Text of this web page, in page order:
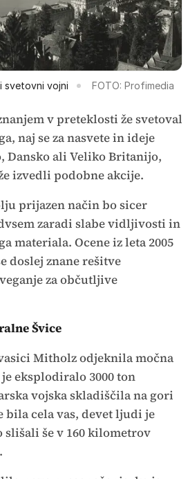
svetovni vojni FOTO: Profimedia
v preteklosti že svetoval
naj se za nasvete in ideje
Dansko ali Veliko Britanijo,
izvedli podobne akcije.
prijazen način bo sicer
zaradi slabe vidljivosti in
materiala. Ocene iz leta 2005
doslej znane rešitve
za občutljive
Švice
Mitholz odjeknila močna
eksplodiralo 3000 ton
vojska skladiščila na gori
bila cela vas, devet ljudi je
slišali še v 160 kilometrov